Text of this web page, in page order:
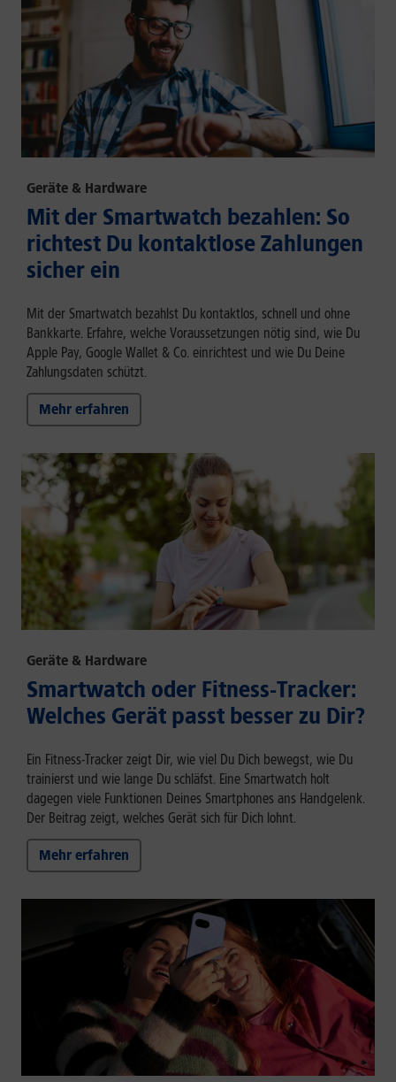
Geräte & Hardware
Mit der Smartwatch bezahlen: So
richtest Du kontaktlose Zahlungen
sicher ein
Mit der Smartwatch bezahlst Du kontaktlos, schnell und ohne
Bankkarte. Erfahre, welche Voraussetzungen nötig sind, wie Du
Apple Pay, Google Wallet & Co. einrichtest und wie Du Deine
Zahlungsdaten schützt.
Mehr erfahren
Geräte & Hardware
Smartwatch oder Fitness-Tracker:
Welches Gerät passt besser zu Dir?
Ein Fitness-Tracker zeigt Dir, wie viel Du Dich bewegst, wie Du
trainierst und wie lange Du schläfst. Eine Smartwatch holt
dagegen viele Funktionen Deines Smartphones ans Handgelenk.
Der Beitrag zeigt, welches Gerät sich für Dich lohnt.
Mehr erfahren